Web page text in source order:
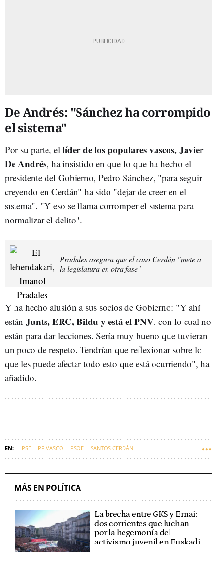
De Andrés: "Sánchez ha corrompido
el sistema"
Por su parte, el líder de los populares vascos, Javier
De Andrés, ha insistido en que lo que ha hecho el
presidente del Gobierno, Pedro Sánchez, "para seguir
creyendo en Cerdán" ha sido "dejar de creer en el
sistema". "Y eso se llama corromper el sistema para
normalizar el delito".
Pradales asegura que el caso Cerdán "mete a
la legislatura en otra fase"
Y ha hecho alusión a sus socios de Gobierno: "Y ahí
están Junts, ERC, Bildu y está el PNV, con lo cual no
están para dar lecciones. Sería muy bueno que tuvieran
un poco de respeto. Tendrían que reflexionar sobre lo
que les puede afectar todo esto que está ocurriendo", ha
añadido.
PSE PP VASCO PSOE SANTOS CERDÁN
MÁS EN POLÍTICA
La brecha entre GKS y Ernai:
dos corrientes que luchan
por la hegemonía del
activismo juvenil en Euskadi